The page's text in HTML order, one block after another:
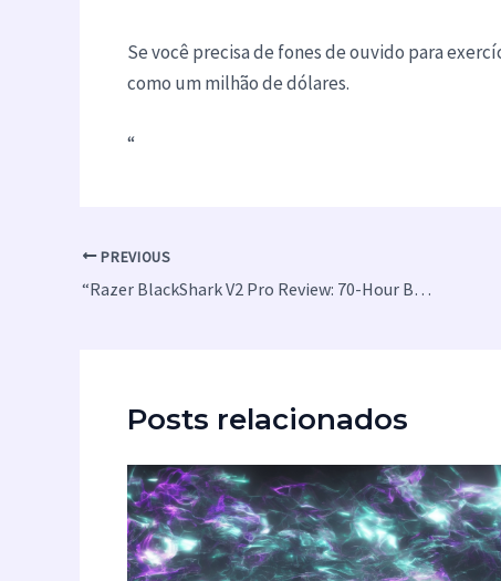
Se você precisa de fones de ouvido para
como um milhão de dólares.
“
PREVIOUS
“Razer BlackShark V2 Pro Review: 70-Hour Battery and ’90s-Era Nostalgia”
Posts relacionados